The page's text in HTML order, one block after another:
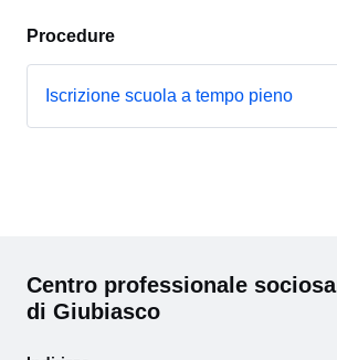
Procedure
Iscrizione scuola a tempo pieno
Centro professionale
di Giubiasco